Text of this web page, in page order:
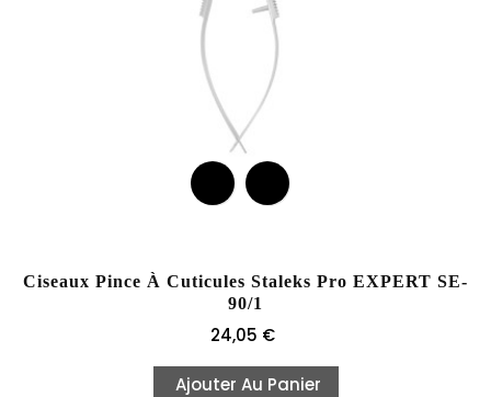
Ciseaux Pince À Cuticules Staleks Pro EXPERT SE-
90/1
Prix
24,05 €
Ajouter Au Panier